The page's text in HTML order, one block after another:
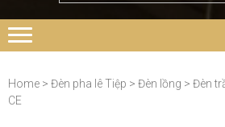
Home > Đèn pha lê Tiệp > Đèn lồng > Đèn
CE